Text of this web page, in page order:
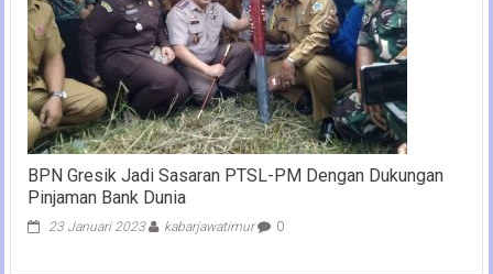
BPN Gresik Jadi Sasaran PTSL-PM Dengan Dukungan
Pinjaman Bank Dunia
23 Januari 2023 kabarjawatimur 0